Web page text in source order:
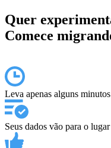
Quer
Comece
Leva apenas alguns minutos
Seus dados vão para o